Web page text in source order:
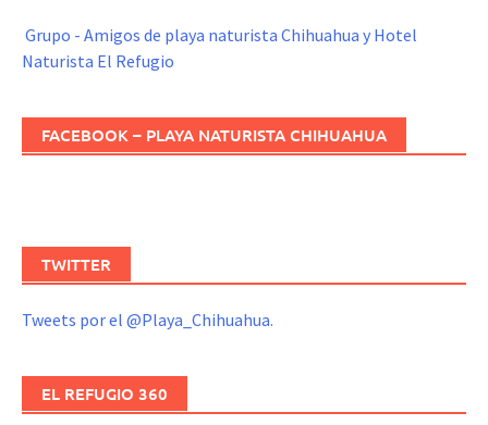
Grupo - Amigos de playa naturista Chihuahua y Hotel
Naturista El Refugio
FACEBOOK – PLAYA NATURISTA CHIHUAHUA
TWITTER
Tweets por el @Playa_Chihuahua.
EL REFUGIO 360